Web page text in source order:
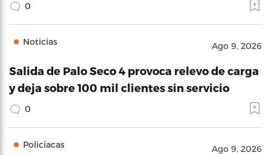
0
Noticias Ago 9, 2026
Salida de Palo Seco 4 provoca relevo de carga
y deja sobre 100 mil clientes sin servicio
0
Policíacas Ago 9, 2026